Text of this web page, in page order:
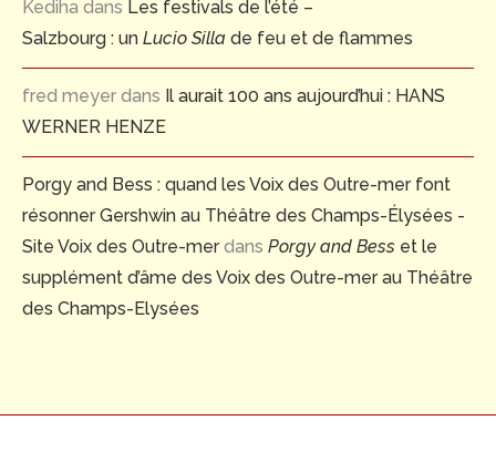
Kediha dans Les festivals de l’été –
Salzbourg : un Lucio Silla de feu et de flammes
fred meyer dans Il aurait 100 ans aujourd’hui : HANS
WERNER HENZE
Porgy and Bess : quand les Voix des Outre-mer font
résonner Gershwin au Théâtre des Champs-Élysées -
Site Voix des Outre-merdans Porgy and Bess et le
supplément d’âme des Voix des Outre-mer au Théâtre
des Champs-Elysées